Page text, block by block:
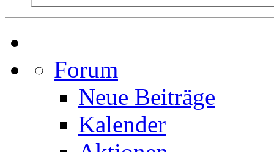
Forum
Neue Beiträge
Kalender